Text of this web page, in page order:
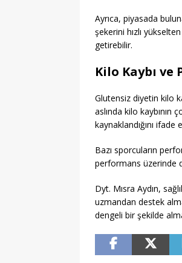
Ayrıca, piyasada
şekerini hızlı
getirebilir.
Kilo Kaybı ve
Glutensiz diyetin kilo
aslında kilo kaybının
kaynaklandığını
Bazı sporcuların
performans üzerinde
Dyt. Mısra Aydın,
uzmandan destek
dengeli bir şekilde